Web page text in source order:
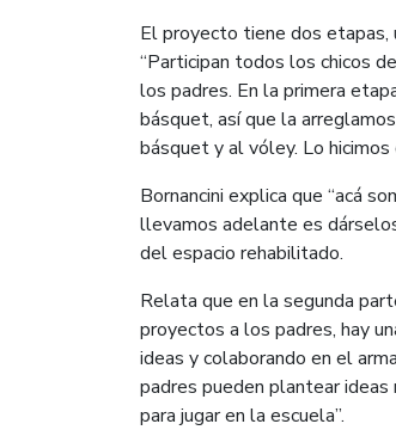
El proyecto tiene dos etapas,
“Participan todos los chicos
los padres. En la primera
básquet, así que la
básquet y al vóley. Lo
Bornancini explica que “acá
llevamos adelante es
del espacio rehabilitado.
Relata que en la segunda
proyectos a los padres, hay
ideas y colaborando en el
padres pueden plantear
para jugar en la escuela”.